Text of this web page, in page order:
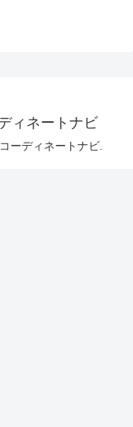
ィネートナビ
ーディネートナビ.